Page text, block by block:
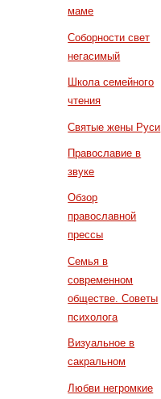
маме
Соборности свет
негасимый
Школа семейного
чтения
Святые жены Руси
Православие в
звуке
Обзор
православной
прессы
Семья в
современном
обществе. Советы
психолога
Визуальное в
сакральном
Любви негромкие